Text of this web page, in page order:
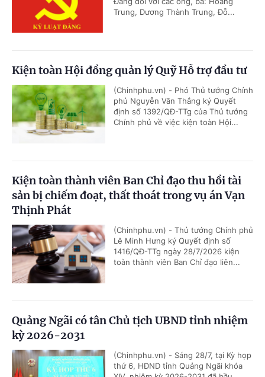
Trung, Dương Thành Trung, Đỗ...
Kiện toàn Hội đồng quản lý Quỹ Hỗ trợ đầu tư
(Chinhphu.vn) - Phó Thủ tướng Chính
phủ Nguyễn Văn Thắng ký Quyết
định số 1392/QĐ-TTg của Thủ tướng
Chính phủ về việc kiện toàn Hội...
Kiện toàn thành viên Ban Chỉ đạo thu hồi tài
sản bị chiếm đoạt, thất thoát trong vụ án Vạn
Thịnh Phát
(Chinhphu.vn) - Thủ tướng Chính phủ
Lê Minh Hưng ký Quyết định số
1416/QĐ-TTg ngày 28/7/2026 kiện
toàn thành viên Ban Chỉ đạo liên...
Quảng Ngãi có tân Chủ tịch UBND tỉnh nhiệm
kỳ 2026-2031
(Chinhphu.vn) - Sáng 28/7, tại Kỳ họp
thứ 6, HĐND tỉnh Quảng Ngãi khóa